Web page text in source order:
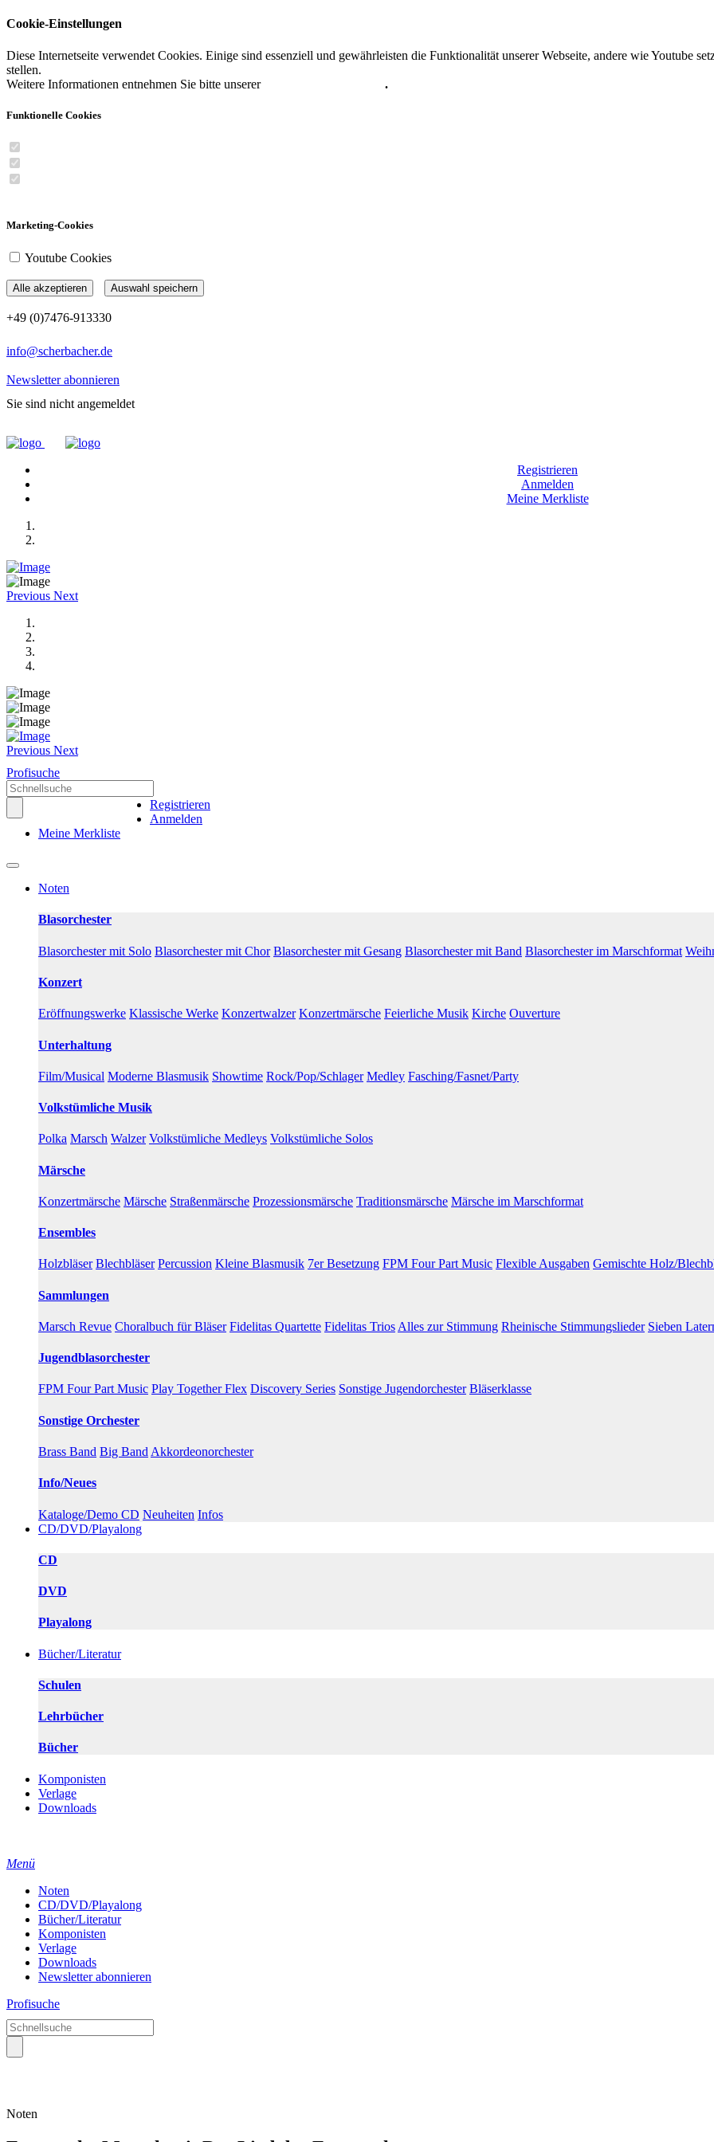
Cookie-Einstellungen
Diese Internetseite verwendet Cookies. Einige sind essenziell und gewährleisten die Funktionalität unserer Webseite, andere wie Youtube
stellen.
Weitere Informationen entnehmen Sie bitte unserer
.
Funktionelle Cookies
Marketing-Cookies
Youtube Cookies
Alle akzeptieren Auswahl speichern
+49 (0)7476-913330
info@scherbacher.de
Newsletter abonnieren
Sie sind nicht angemeldet
Registrieren
Anmelden
Meine Merkliste
Previous Next
Previous Next
Profisuche
Registrieren
Anmelden
Meine Merkliste
Noten
Blasorchester
Blasorchester mit Solo Blasorchester mit Chor Blasorchester mit Gesang Blasorchester mit Band Blasorchester im Marschformat
Konzert
Eröffnungswerke Klassische Werke Konzertwalzer Konzertmärsche Feierliche Musik Kirche Ouverture
Unterhaltung
Film/Musical Moderne Blasmusik Showtime Rock/Pop/Schlager Medley Fasching/Fasnet/Party
Volkstümliche Musik
Polka Marsch Walzer Volkstümliche Medleys Volkstümliche Solos
Märsche
Konzertmärsche Märsche Straßenmärsche Prozessionsmärsche Traditionsmärsche Märsche im Marschformat
Ensembles
Holzbläser Blechbläser Percussion Kleine Blasmusik 7er Besetzung FPM Four Part Music Flexible Ausgaben Gemischte Holz/
Sammlungen
Marsch Revue Choralbuch für Bläser Fidelitas Quartette Fidelitas Trios Alles zur Stimmung Rheinische Stimmungslieder Sieben
Jugendblasorchester
FPM Four Part Music Play Together Flex Discovery Series Sonstige Jugendorchester Bläserklasse
Sonstige Orchester
Brass Band Big Band Akkordeonorchester
Info/Neues
Kataloge/Demo CD Neuheiten Infos
CD/DVD/Playalong
CD
DVD
Playalong
Bücher/Literatur
Schulen
Lehrbücher
Bücher
Komponisten
Verlage
Downloads
Menü
Noten
CD/DVD/Playalong
Bücher/Literatur
Komponisten
Verlage
Downloads
Newsletter abonnieren
Profisuche
Noten